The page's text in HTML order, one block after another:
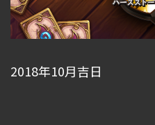
2018年10月吉日